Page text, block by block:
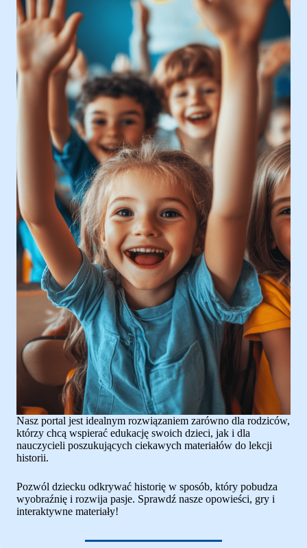
Nasz portal jest idealnym rozwiązaniem zarówno dla rodziców,
którzy chcą wspierać edukację swoich dzieci, jak i dla
nauczycieli poszukujących ciekawych materiałów do lekcji
historii.
Pozwól dziecku odkrywać historię w sposób, który pobudza
wyobraźnię i rozwija pasje. Sprawdź nasze opowieści, gry i
interaktywne materiały!